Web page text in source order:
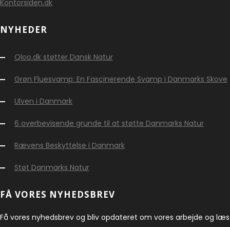
Kontorsiden.dk
NYHEDER
Qloo.dk støtter Dansk Natur
Grøn Fluesvamp: En Fascinerende Svamp i Danmarks Skove
Ulven i Danmark
6 overbevisende grunde til at støtte Danmarks Natur
Rævens Beskyttelse i Danmark
Støt Danmarks Natur
FÅ VORES NYHEDSBREV
Få vores nyhedsbrev og bliv opdateret om vores arbejde og læs